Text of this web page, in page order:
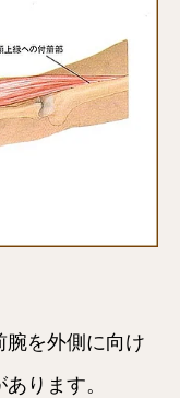
腕を外側に向け
ります。